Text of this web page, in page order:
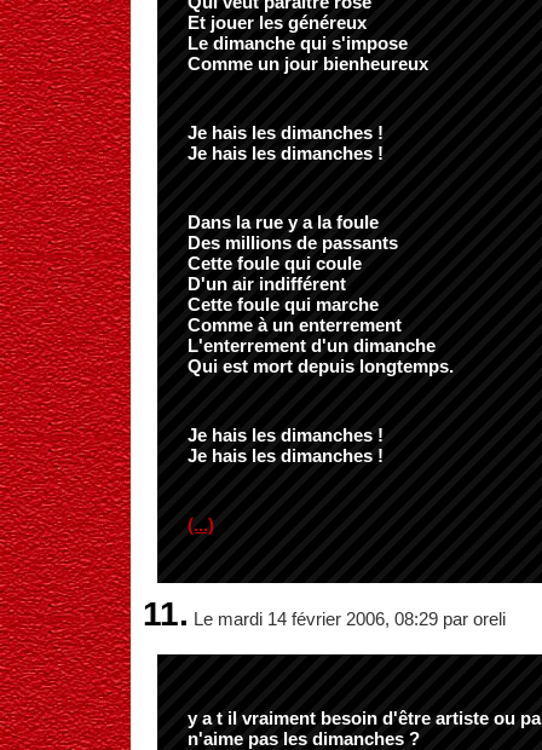
Et jouer les généreux
Le dimanche qui s'impose
Comme un jour bienheureux
Je hais les dimanches !
Je hais les dimanches !
Dans la rue y a la foule
Des millions de passants
Cette foule qui coule
D'un air indifférent
Cette foule qui marche
Comme à un enterrement
L'enterrement d'un dimanche
Qui est mort depuis longtemps.
Je hais les dimanches !
Je hais les dimanches !
(...)
11. Le mardi 14 février 2006, 08:29 par oreli
y a t il vraiment besoin d'être artiste ou
n'aime pas les dimanches ?